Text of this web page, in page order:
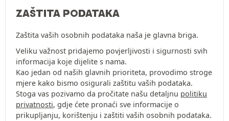
ZAŠTITA PODATAKA
Zaštita vaših osobnih podataka naša je glavna briga.
Veliku važnost pridajemo povjerljivosti i sigurnosti svih
informacija koje dijelite s nama.
Kao jedan od naših glavnih prioriteta, provodimo stroge
mjere kako bismo osigurali zaštitu vaših podataka.
Stoga vas pozivamo da pročitate našu detaljnu politiku
privatnosti, gdje ćete pronaći sve informacije o
prikupljanju, korištenju i zaštiti vaših osobnih podataka.